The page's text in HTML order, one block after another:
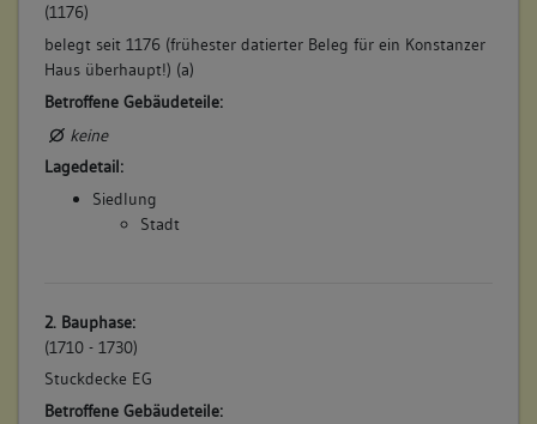
(1176)
belegt seit 1176 (frühester datierter Beleg für ein Konstanzer
Haus überhaupt!) (a)
Betroffene Gebäudeteile:
keine
Lagedetail:
Siedlung
Stadt
2. Bauphase:
(1710 - 1730)
Stuckdecke EG
Betroffene Gebäudeteile: